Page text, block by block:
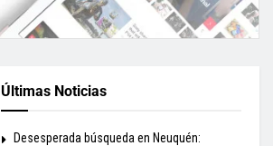
Últimas Noticias
Desesperada búsqueda en Neuquén: